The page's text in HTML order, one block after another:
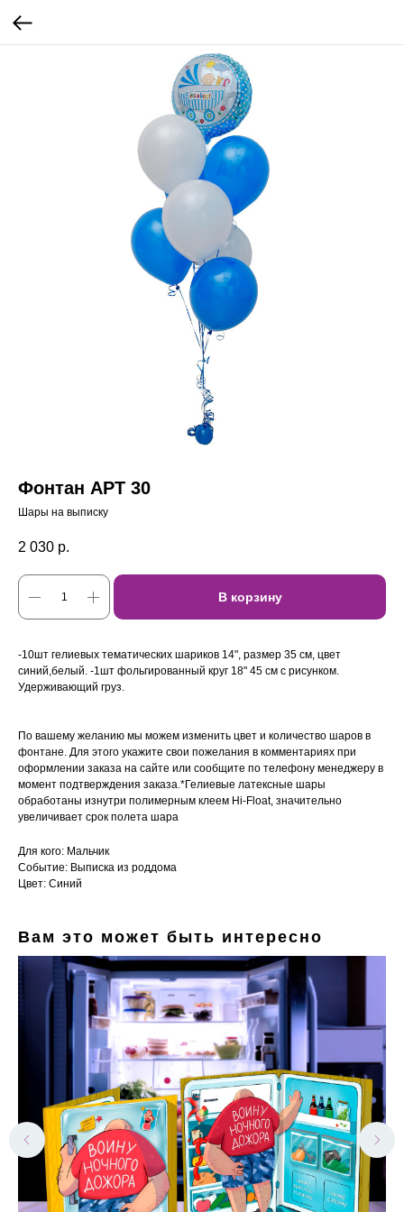
Фонтан АРТ 30
Шары на выписку
2 030 р.
В корзину
-10шт гелиевых тематических шариков 14", размер 35 см, цвет
синий,белый. -1шт фольгированный круг 18" 45 см с рисунком.
Удерживающий груз.
По вашему желанию мы можем изменить цвет и количество шаров в
фонтане. Для этого укажите свои пожелания в комментариях при
оформлении заказа на сайте или сообщите по телефону менеджеру в
момент подтверждения заказа.*Гелиевые латексные шары
обработаны изнутри полимерным клеем Hi-Float, значительно
увеличивает срок полета шара
Для кого: Мальчик
Событие: Выписка из роддома
Цвет: Синий
Вам это может быть интересно